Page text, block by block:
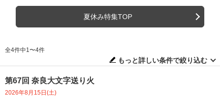
夏休み特集TOP
全4件中1〜4件
もっと詳しい条件で絞り込む
第67回 奈良大文字送り火
2026年8月15日(土)